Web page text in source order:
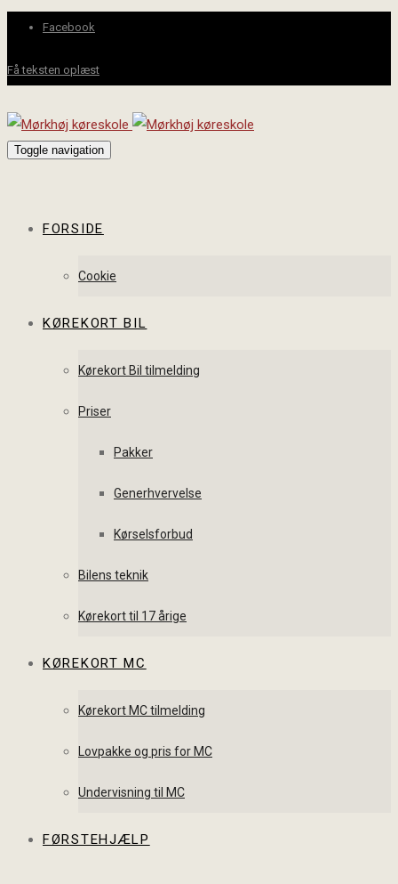
Facebook
Få teksten oplæst
Toggle navigation
FORSIDE
Cookie
KØREKORT BIL
Kørekort Bil tilmelding
Priser
Pakker
Generhvervelse
Kørselsforbud
Bilens teknik
Kørekort til 17 årige
KØREKORT MC
Kørekort MC tilmelding
Lovpakke og pris for MC
Undervisning til MC
FØRSTEHJÆLP